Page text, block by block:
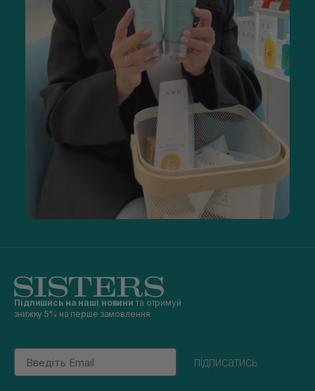
Підпишись на наші новини та отримуй
знижку 5% на перше замовлення
Email
підписатись